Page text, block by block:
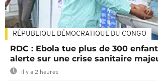
RÉPUBLIQUE DÉMOCRATIQUE DU CONGO
RDC : Ebola tue plus de 300
alerte sur une crise sanitaire
Il y a 2 heures